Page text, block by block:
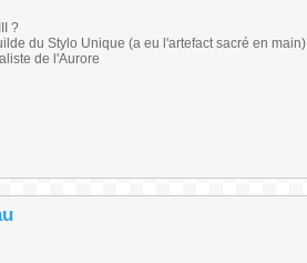
?
du Stylo Unique (a eu l'artefact sacré en
de l'Aurore